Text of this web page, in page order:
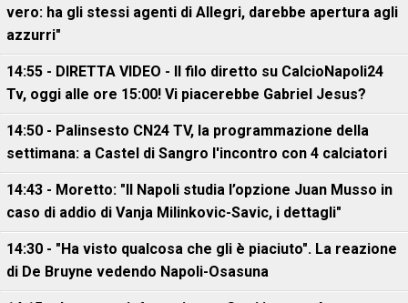
vero: ha gli stessi agenti di Allegri, darebbe apertura agli
azzurri"
14:55 - DIRETTA VIDEO - Il filo diretto su CalcioNapoli24
Tv, oggi alle ore 15:00! Vi piacerebbe Gabriel Jesus?
14:50 - Palinsesto CN24 TV, la programmazione della
settimana: a Castel di Sangro l'incontro con 4 calciatori
14:43 - Moretto: "Il Napoli studia l’opzione Juan Musso in
caso di addio di Vanja Milinkovic-Savic, i dettagli"
14:30 - "Ha visto qualcosa che gli è piaciuto". La reazione
di De Bruyne vedendo Napoli-Osasuna